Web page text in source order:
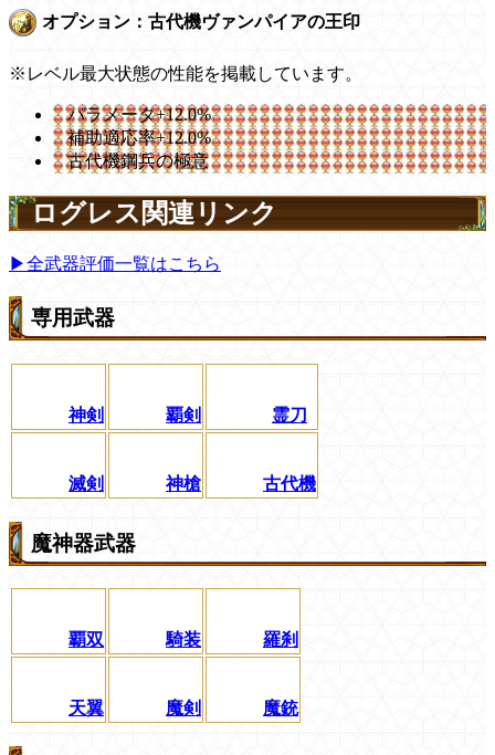
オプション：古代機ヴァンパイアの王印
※レベル最大状態の性能を掲載しています。
パラメータ+12.0%
補助適応率+12.0%
古代機鋼兵の極意
ログレス関連リンク
▶全武器評価一覧はこちら
専用武器
神剣 覇剣 霊刀
滅剣 神槍 古代機
魔神器武器
覇双 騎装 羅刹
天翼 魔剣 魔銃